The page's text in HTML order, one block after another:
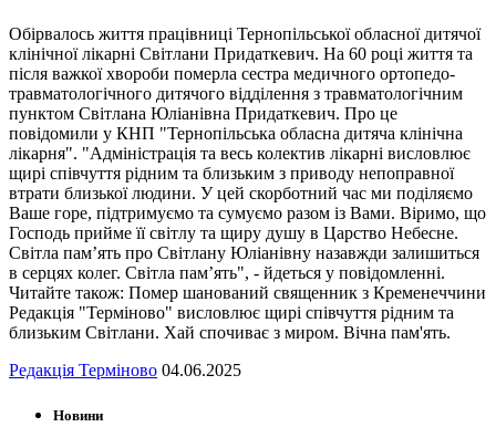
Обірвалось життя працівниці Тернопільської обласної дитячої
клінічної лікарні Світлани Придаткевич. На 60 році життя та
після важкої хвороби померла сестра медичного ортопедо-
травматологічного дитячого відділення з травматологічним
пунктом Світлана Юліанівна Придаткевич. Про це
повідомили у КНП "Тернопільська обласна дитяча клінічна
лікарня". "Адміністрація та весь колектив лікарні висловлює
щирі співчуття рідним та близьким з приводу непоправної
втрати близької людини. У цей скорботний час ми поділяємо
Ваше горе, підтримуємо та сумуємо разом із Вами. Віримо, що
Господь прийме її світлу та щиру душу в Царство Небесне.
Світла пам’ять про Світлану Юліанівну назавжди залишиться
в серцях колег. Світла пам’ять", - йдеться у повідомленні.
Читайте також: Помер шанований священник з Кременеччини
Редакція "Терміново" висловлює щирі співчуття рідним та
близьким Світлани. Хай спочиває з миром. Вічна пам'ять.
Редакція Терміново 04.06.2025
Новини